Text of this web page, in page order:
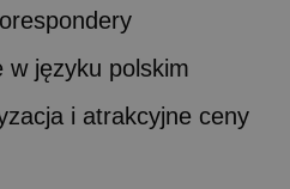
w języku polskim
i atrakcyjne ceny